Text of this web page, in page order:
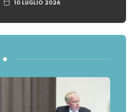
10 LUGLIO 2026